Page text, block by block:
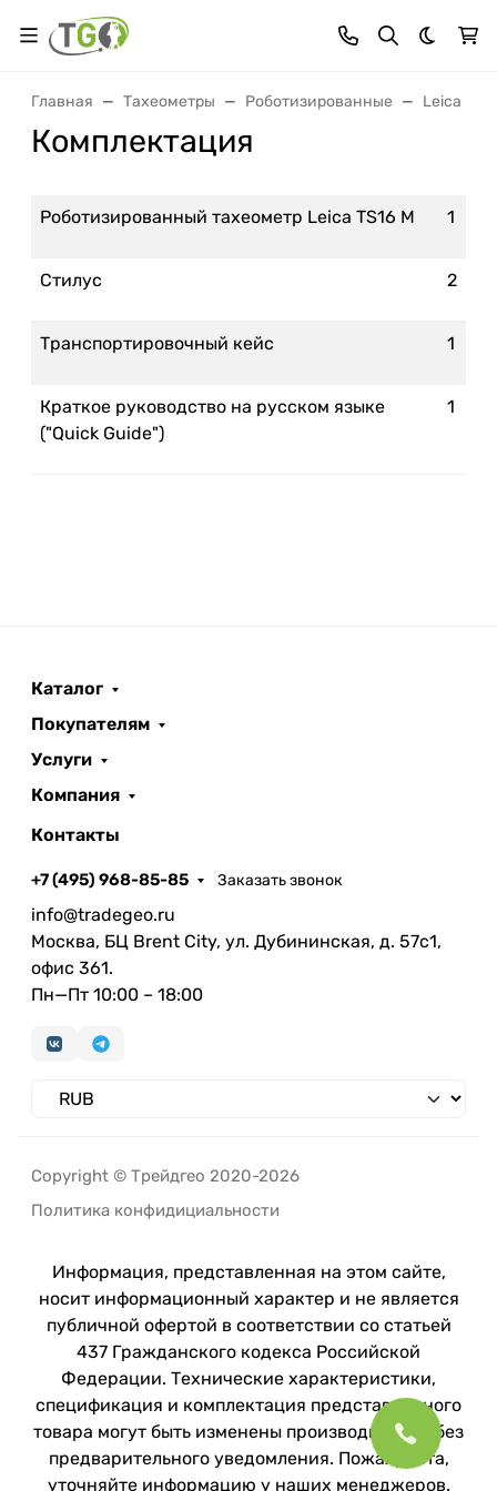
Темная
Главная Тахеометры Роботизированные Leica
Комплектация
Роботизированный тахеометр Leica TS16 M 1
Стилус 2
Транспортировочный кейс 1
Краткое руководство на русском языке
("Quick Guide")
1
Каталог
Покупателям
Услуги
Компания
Контакты
+7 (495) 968-85-85 Заказать звонок
info@tradegeo.ru
Москва, БЦ Brent City, ул. Дубининская, д. 57с1,
офис 361.
Пн—Пт 10:00 – 18:00
Copyright © Трейдгео 2020-2026
Политика конфидициальности
Информация, представленная на этом сайте,
носит информационный характер и не является
публичной офертой в соответствии со статьей
437 Гражданского кодекса Российской
Федерации. Технические характеристики,
спецификация и комплектация представленного
товара могут быть изменены производителем без
предварительного уведомления. Пожалуйста,
уточняйте информацию у наших менеджеров.